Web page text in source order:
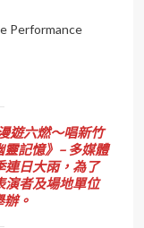
Performance
遊六燃～唱新竹
記憶》– 多媒體
連日大雨，為了
演者及場地單位
。